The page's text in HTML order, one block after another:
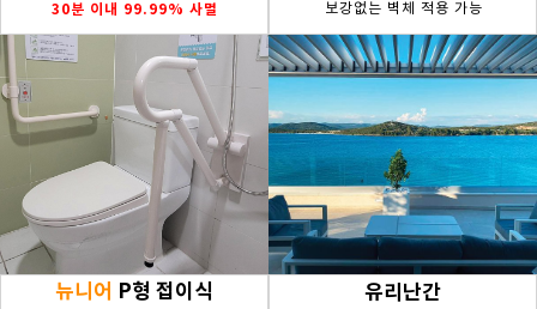
30분 이내 99.99% 사멸
보강없는 벽체 적용 가능
뉴니어 P형 접이식
유리난간